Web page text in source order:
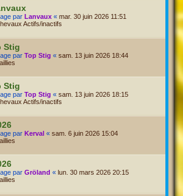
par Lanvaux « mar. 30 juin 2026 11:51
Actifs/inactifs
Stig
par Top Stig « sam. 13 juin 2026 18:44
Stig
par Top Stig « sam. 13 juin 2026 18:15
Actifs/inactifs
par Kerval « sam. 6 juin 2026 15:04
par Gröland « lun. 30 mars 2026 20:15